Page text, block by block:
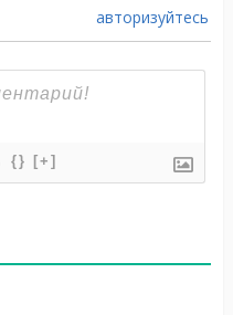
авторизуйтесь
{} [+]